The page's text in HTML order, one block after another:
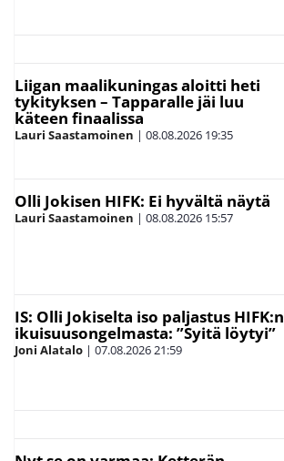
Liigan maalikuningas aloitti heti
tykityksen – Tapparalle jäi luu
käteen finaalissa
Lauri Saastamoinen | 08.08.2026 19:35
Olli Jokisen HIFK: Ei hyvältä näytä
Lauri Saastamoinen | 08.08.2026 15:57
IS: Olli Jokiselta iso paljastus HIFK:n
ikuisuusongelmasta: ”Syitä löytyi”
Joni Alatalo | 07.08.202621:59